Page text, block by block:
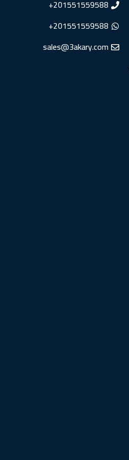
201551559588+
201551559588+
sales@3akary.com